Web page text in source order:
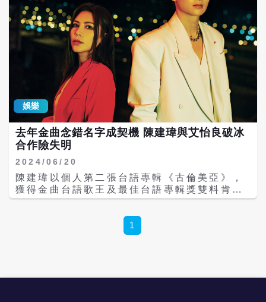
《看看你有多愛我》，由楊謹華、林思廷、詹
子萱主演，劇中楊謹華飾演單親媽媽怡安，撫
養一對網紅女兒，為在學校遭受性騷擾的女兒
報仇。葉天倫表示，因為劇情有許多關鍵部
分，葉天倫說劇情保密到家，僅能透露李宗霖
飾演高中生、鍾承翰飾演警察。葉天倫說之前
面是20幾位演員，直到看了李宗霖才拍板敲定
他演這個角色。 出道12年的李宗霖原在大陸
發展，去年過年決定回台，李宗霖表示，「我
覺得每個事情都是一個點，可以是想家，可以
是作品的選擇，感覺在大陸拍戲會比較侷
限。」此說法恰好與吳慷仁去大陸發展的說法
不一樣。」 《人生歌王》改編自王禎和著作的
同名小說《人生歌王》，想打造台灣首部台語
歌舞影集，葉天倫找來金曲台語歌王陳建瑋操
過年在錄音室錄過年歌曲，賺個零用錢2000
元，現在他成了金曲歌王，我變成了導演。」
娛樂
去年金曲念錯名字成契機 陳建瑋與艾怡良破冰
合作險失明
2024/06/20
陳建瑋以個人第二張台語專輯《古倫美亞》，
獲得金曲台語歌王及最佳台語專輯獎雙料肯
定，去年又以歌曲〈變身〉入圍第34屆金曲獎
時口誤，讓兩人有了合作契機，首次挑戰華語
對唱情歌，卻又因為陳建瑋角膜潰瘍延期，首
1